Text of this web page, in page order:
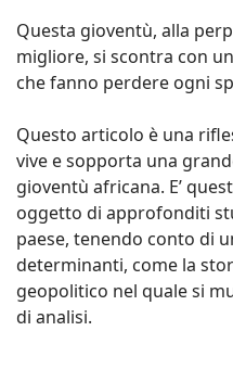
Questa gioventù, alla
migliore, si scontra con
che fanno perdere ogni
Questo articolo è una
vive e sopporta una
gioventù africana. E’
oggetto di approfonditi
paese, tenendo conto di
determinanti, come la
geopolitico nel quale si
di analisi.